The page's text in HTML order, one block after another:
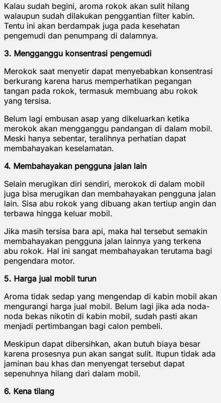
Kalau sudah begini, aroma rokok akan sulit hilang
walaupun sudah dilakukan penggantian filter kabin.
Tentu ini akan berdampak juga pada kesehatan
pengemudi dan penumpang di dalamnya.
3. Mengganggu konsentrasi pengemudi
Merokok saat menyetir dapat menyebabkan konsentrasi
berkurang karena harus memperhatikan pegangan
tangan pada rokok, termasuk membuang abu rokok
yang tersisa.
Belum lagi embusan asap yang dikeluarkan ketika
merokok akan mengganggu pandangan di dalam mobil.
Meski hanya sebentar, teralihnya perhatian dapat
membahayakan keselamatan.
4. Membahayakan pengguna jalan lain
Selain merugikan diri sendiri, merokok di dalam mobil
juga bisa merugikan dan membahayakan pengguna jalan
lain. Sisa abu rokok yang dibuang akan tertiup angin dan
terbawa hingga keluar mobil.
Jika masih tersisa bara api, maka hal tersebut semakin
membahayakan pengguna jalan lainnya yang terkena
abu rokok. Hal ini sangat membahayakan terutama bagi
pengendara motor.
5. Harga jual mobil turun
Aroma tidak sedap yang mengendap di kabin mobil akan
mengurangi harga jual mobil. Belum lagi jika ada noda-
noda bekas nikotin di kabin mobil, sudah pasti akan
menjadi pertimbangan bagi calon pembeli.
Meskipun dapat dibersihkan, akan butuh biaya besar
karena prosesnya pun akan sangat sulit. Itupun tidak ada
jaminan bau khas dan menyengat tersebut dapat
sepenuhnya hilang dari dalam mobil.
6. Kena tilang